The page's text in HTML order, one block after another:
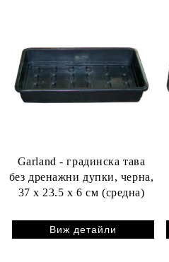
Garland - градинска тава
без дренажни дупки, черна,
37 x 23.5 х 6 см (средна)
Виж детайли